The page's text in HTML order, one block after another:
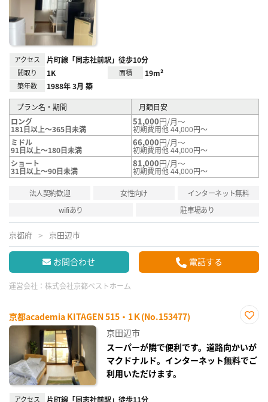
アクセス 片町線「同志社前駅」徒歩10分
間取り 1K 面積 19m²
築年数 1988年 3月 築
プラン名・期間
月額目安
ロング
181日以上～365日未満
51,000円/月～
初期費用他 44,000円～
ミドル
91日以上～180日未満
66,000円/月～
初期費用他 44,000円～
ショート
31日以上～90日未満
81,000円/月～
初期費用他 44,000円～
法人契約歓迎 女性向け
インターネット無料
wifiあり
駐車場あり
京都府 京田辺市
お問合わせ 電話する
運営会社： 株式会社京都ベストホーム
京都academia KITAGEN 515・1Ｋ(No.153477)
り登
録
京田辺市
スーパーが隣で便利です。道路向かいが
マクドナルド。インターネット無料でご
利用いただけます。
アクセス 片町線「同志社前駅」徒歩11分